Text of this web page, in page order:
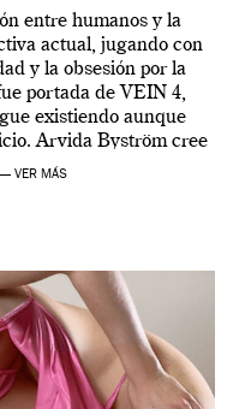
entre humanos y la
actual, jugando con
y la obsesión por la
portada de VEIN 4,
existiendo aunque
Arvida Byström cree
un complejo […]
— VER MÁS